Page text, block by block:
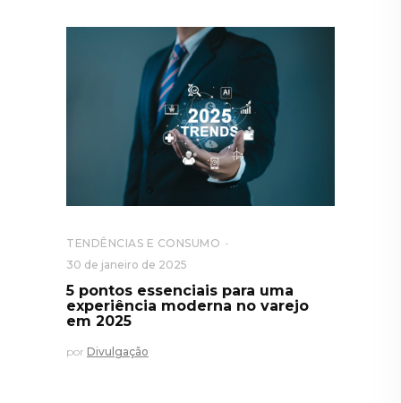
TENDÊNCIAS E CONSUMO
30 de janeiro de 2025
5 pontos essenciais para uma
experiência moderna no varejo
em 2025
por Divulgação